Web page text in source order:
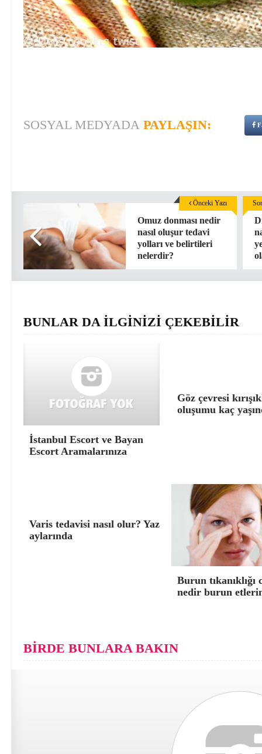
SOSYAL MEDYADA PAYLAŞIN:
Omuz donması nedir
nasıl oluşur tedavi
yolları ve belirtileri
nelerdir?
Önceki Yazı
BUNLAR DA İLGİNİZİ ÇEKEBİLİR
İstanbul Escort ve Bayan
Escort Aramalarınıza
Göz çevresi
oluşumu kaç
Varis tedavisi nasıl olur? Yaz
aylarında
Burun tıkanıklığı
nedir burun
BİRDE BUNLARA BAKIN